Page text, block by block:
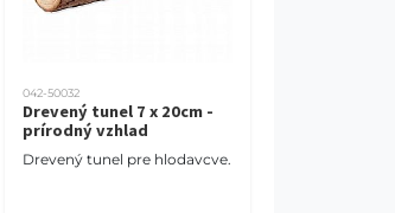
042-50032
Drevený tunel 7 x 20cm -
prírodný vzhlad
Drevený tunel pre hlodavcve.